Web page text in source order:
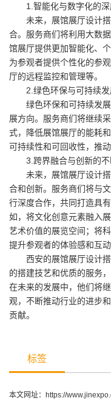
1.智能化与数字化的深
未来，展馆展厅设计搭
合。服务商们将利用大数
馆展厅提供更加智能化、
为参观者提供个性化的参
厅的远程监控和管理等。
2.绿色环保与可持续发
绿色环保和可持续发展
展方向。服务商们将继续
式，降低展馆展厅的能耗
可持续性和可回收性，推
3.跨界融合与创新的不
未来，展馆展厅设计搭
合和创新。服务商们将与
行深度合作，共同打造具
如，将文化创意元素融入
艺术价值的展览空间；将
提升参观者的体验感和互动
西安的展馆展厅设计搭
的搭建技艺和优质的服务
在未来的发展中，他们将
观，不断推动行业的进步
贡献。
标签
本文网址： https://